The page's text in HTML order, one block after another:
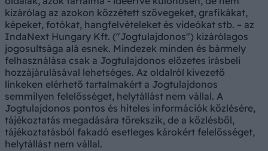
kizárólag az azokon közzétett szövegeket, grafikákat,
képeket, fotókat, hangfelvételeket és videókat stb. – az
IndaNext Hungary Kft. ("Jogtulajdonos") kizárólagos
jogosultsága alá esnek. Mindezek minden és bármely
felhasználása csak a Jogtulajdonos előzetes írásbeli
hozzájárulásával lehetséges. Az oldalról kivezető
linkeken elérhető tartalmakért a Jogtulajdonos
semmilyen felelősséget, helytállást nem vállal. A
Jogtulajdonos pontos és hiteles információk közlésére,
tájékoztatás megadására törekszik, de a közlésből,
tájékoztatásból fakadó esetleges károkért felelősséget,
helytállást nem vállal.